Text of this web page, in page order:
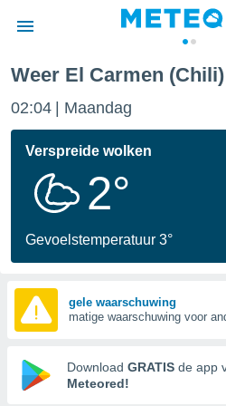
door
verstrekte
hoge
hebt de
voor
op basis
Weer El Carmen (Chili)
02:04 Maandag
Verspreide wolken
2°
Gevoelstemperatuur 3°
gele waarschuwing
matige waarschuwing voor
Download GRATIS de app
Meteored!